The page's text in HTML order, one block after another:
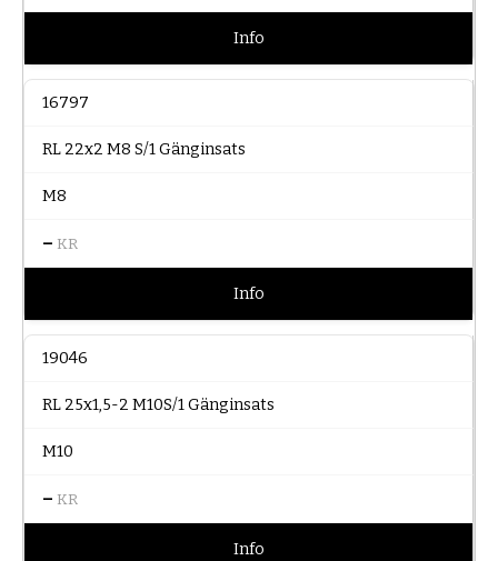
Info
16797
RL 22x2 M8 S/1 Gänginsats
M8
– KR
Info
19046
RL 25x1,5-2 M10S/1 Gänginsats
M10
– KR
Info